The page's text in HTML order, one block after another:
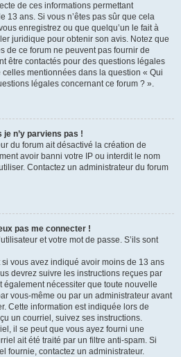
de ces informations permettant
13 ans. Si vous n’êtes pas sûr que cela
enregistrez ou que quelqu’un le fait à
juridique pour obtenir son avis. Notez que
de ce forum ne peuvent pas fournir de
être contactés pour des questions légales
celles mentionnées dans la question « Qui
légales concernant ce forum ? ».
n’y parviens pas !
du forum ait désactivé la création de
avoir banni votre IP ou interdit le nom
Contactez un administrateur du forum
pas me connecter !
et votre mot de passe. S’ils sont
vous avez indiqué avoir moins de 13 ans
devrez suivre les instructions reçues par
également nécessiter que toute nouvelle
vous-même ou par un administrateur avant
Cette information est indiquée lors de
un courriel, suivez ses instructions.
il se peut que vous ayez fourni une
ait été traité par un filtre anti-spam. Si
fournie, contactez un administrateur.